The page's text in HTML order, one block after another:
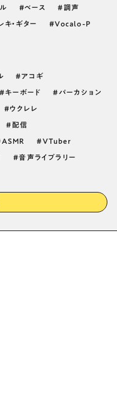
ベース 調声
キ・ギター Vocalo-P
アコギ
キーボード パーカション
ウクレレ
配信
ASMR VTuber
音声ライブラリー